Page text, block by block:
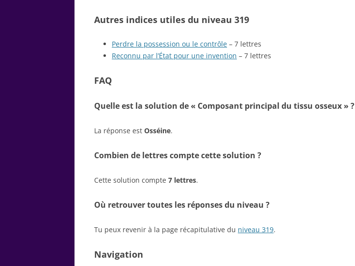
Autres indices utiles du niveau 319
Perdre la possession ou le contrôle – 7 lettres
Reconnu par l’État pour une invention – 7 lettres
FAQ
Quelle est la solution de « Composant principal du tissu osseux » ?
La réponse est Osséine.
Combien de lettres compte cette solution ?
Cette solution compte 7 lettres.
Où retrouver toutes les réponses du niveau ?
Tu peux revenir à la page récapitulative du niveau 319.
Navigation